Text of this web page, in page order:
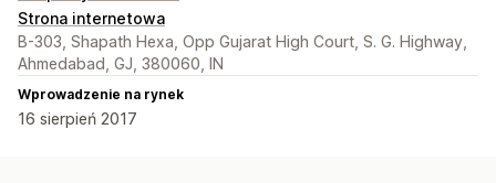
Strona internetowa
B-303, Shapath Hexa, Opp Gujarat High Court, S. G. Highway,
Ahmedabad, GJ, 380060, IN
Wprowadzenie na rynek
16 sierpień 2017